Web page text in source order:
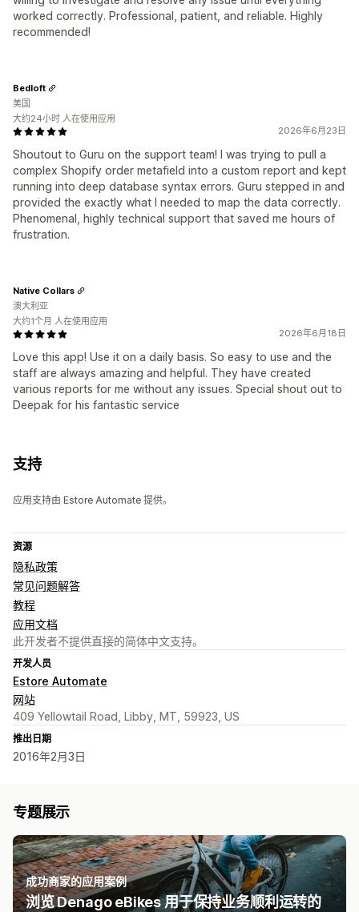
worked correctly. Professional, patient, and reliable. Highly
recommended!
2026年6月23日
Shoutout to Guru on the support team! I was trying to pull a
complex Shopify order metafield into a custom report and kept
running into deep database syntax errors. Guru stepped in and
provided the exactly what I needed to map the data correctly.
Phenomenal, highly technical support that saved me hours of
frustration.
Bedloft
美国
大约24小时 人在使用应用
2026年6月18日
Love this app! Use it on a daily basis. So easy to use and the
staff are always amazing and helpful. They have created
various reports for me without any issues. Special shout out to
Deepak for his fantastic service
Native Collars
澳大利亚
大约1个月 人在使用应用
支持
应用支持由 Estore Automate 提供。
资源
隐私政策
常见问题解答
教程
应用文档
此开发者不提供直接的简体中文支持。
开发人员
Estore Automate
网站
409 Yellowtail Road, Libby, MT, 59923, US
推出日期
2016年2月3日
专题展示
成功商家的应用案例
浏览 Denago eBikes 用于保持业务顺利运转的